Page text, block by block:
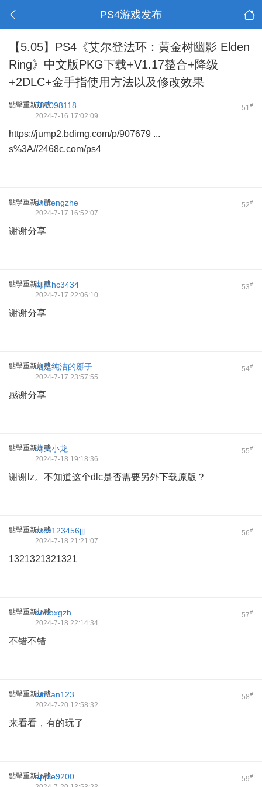
PS4游戏发布
【5.05】PS4《艾尔登法环：黄金树幽影 Elden
Ring》中文版PKG下载+V1.17整合+降级
+2DLC+金手指使用方法以及修改效果
點擊重新加載 51#
787098118
2024-7-16 17:02:09
https://jump2.bdimg.com/p/907679 ...
s%3A//2468c.com/ps4
點擊重新加載 52#
shufengzhe
2024-7-17 16:52:07
谢谢分享
點擊重新加載 53#
海昌hc3434
2024-7-17 22:06:10
谢谢分享
點擊重新加載 54#
咱是纯洁的掰子
2024-7-17 23:57:55
感谢分享
點擊重新加載 55#
晴天小龙
2024-7-18 19:18:36
谢谢lz。不知道这个dlc是否需要另外下载原版？
點擊重新加載 56#
zxcv123456jjj
2024-7-18 21:21:07
1321321321321
點擊重新加載 57#
boboxgzh
2024-7-18 22:14:34
不错不错
點擊重新加載 58#
bitman123
2024-7-20 12:58:32
来看看，有的玩了
點擊重新加載 59#
apple9200